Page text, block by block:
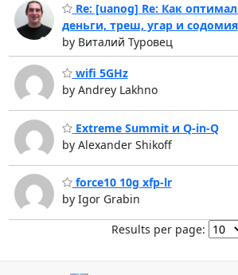
Re: [uanog] Re: Как
деньги, треш, угар и содомия
by Виталий Туровец
wifi 5GHz
by Andrey Lakhno
Extreme Summit и Q-in-Q
by Alexander Shikoff
force10 10g xfp-lr
by Igor Grabin
Results per page: